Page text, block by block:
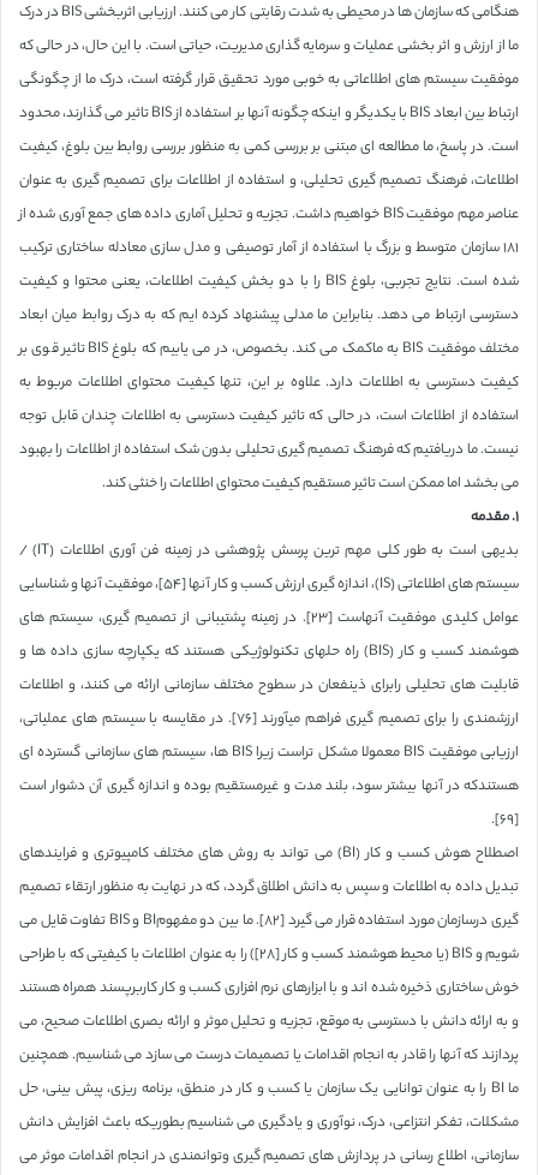
هنگامی که سازمان ها در محیطی به شدت رقابتی کار می کنند. ارزیابی اثربخشی BIS در درک
ما از ارزش و اثر بخشی عملیات و سرمایه گذاری مدیریت، حیاتی است. با این حال، در حالی که
موفقیت سیستم های اطلاعاتی به خوبی مورد تحقیق قرار گرفته است، درک ما از چگونگی
ارتباط بین ابعاد BIS با یکدیگر و اینکه چگونه آنها بر استفاده از BIS تاثیر می گذارند، محدود
است. در پاسخ، ما مطالعه ای مبتنی بر بررسی کمی به منظور بررسی روابط بین بلوغ، کیفیت
اطلاعات، فرهنگ تصمیم گیری تحلیلی، و استفاده از اطلاعات برای تصمیم گیری به عنوان
عناصر مهم موفقیت BIS خواهیم داشت. تجزیه و تحلیل آماری داده های جمع آوری شده از
١٨١ سازمان متوسط و بزرگ با استفاده از آمار توصیفی و مدل سازی معادله ساختاری ترکیب
شده است. نتایج تجربی، بلوغ BIS را با دو بخش کیفیت اطلاعات، یعنی محتوا و کیفیت
دسترسی ارتباط می دهد. بنابراین ما مدلی پیشنهاد کرده ایم که به درک روابط میان ابعاد
مختلف موفقیت BIS به ماکمک می کند. بخصوص، در می یابیم که بلوغ BIS تاثیر قوی بر
کیفیت دسترسی به اطلاعات دارد. علاوه بر این، تنها کیفیت محتوای اطلاعات مربوط به
استفاده از اطلاعات است، در حالی که تاثیر کیفیت دسترسی به اطلاعات چندان قابل توجه
نیست. ما دریافتیم که فرهنگ تصمیم گیری تحلیلی بدون شک استفاده از اطلاعات را بهبود
می بخشد اما ممکن است تاثیر مستقیم کیفیت محتوای اطلاعات را خنثی کند.
١. مقدمه
بدیهی است به طور کلی مهم ترین پرسش پژوهشی در زمینه فن آوری اطلاعات (IT) /
سیستم های اطلاعاتی (IS)، اندازه گیری ارزش کسب و کار آنها [۵۴]، موفقیت آنها و شناسایی
عوامل کلیدی موفقیت آنهاست [٢٣]. در زمینه پشتیبانی از تصمیم گیری، سیستم های
هوشمند کسب و کار (BIS) راه حلهای تکنولوژیکی هستند که یکپارچه سازی داده ها و
قابلیت های تحلیلی رابرای ذینفعان در سطوح مختلف سازمانی ارائه می کنند، و اطلاعات
ارزشمندی را برای تصمیم گیری فراهم میآورند [٧۶]. در مقایسه با سیستم های عملیاتی،
ارزیابی موفقیت BIS معمولا مشکل تراست زیرا BIS ها، سیستم های سازمانی گسترده ای
هستندکه در آنها بیشتر سود، بلند مدت و غیرمستقیم بوده و اندازه گیری آن دشوار است
[۶٩].
اصطلاح هوش کسب و کار (BI) می تواند به روش های مختلف کامپیوتری و فرایندهای
تبدیل داده به اطلاعات و سپس به دانش اطلاق گردد، که در نهایت به منظور ارتقاء تصمیم
گیری درسازمان مورد استفاده قرار می گیرد [٨٢]. ما بین دو مفهومBI و BIS تفاوت قایل می
شویم و BIS (یا محیط هوشمند کسب و کار [٢٨]) را به عنوان اطلاعات با کیفیتی که با طراحی
خوش ساختاری ذخیره شده اند و با ابزارهای نرم افزاری کسب و کار کاربرپسند همراه هستند
و به ارائه دانش با دسترسی به موقع، تجزیه و تحلیل موثر و ارائه بصری اطلاعات صحیح، می
پردازند که آنها را قادر به انجام اقدامات یا تصمیمات درست می سازد می شناسیم. همچنین
ما BI را به عنوان توانایی یک سازمان یا کسب و کار در منطق، برنامه ریزی، پیش بینی، حل
مشکلات، تفکر انتزاعی، درک، نوآوری و یادگیری می شناسیم بطوریکه باعث افزایش دانش
سازمانی، اطلاع رسانی در پردازش های تصمیم گیری وتوانمندی در انجام اقدامات موثر می